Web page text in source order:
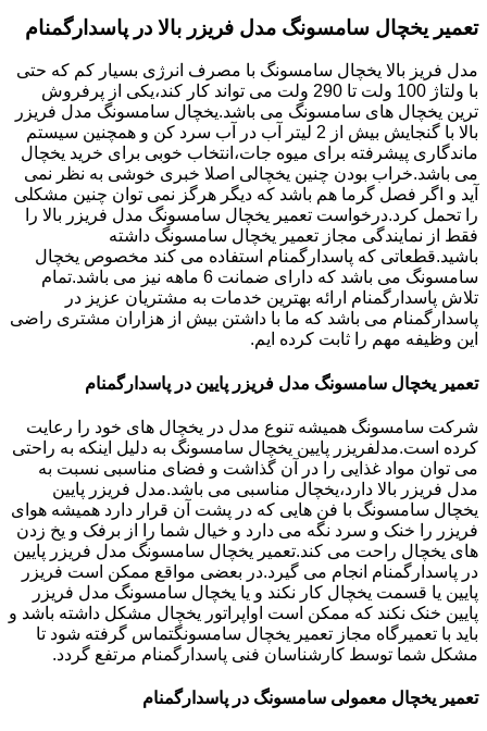
تعمیر یخچال سامسونگ مدل فریزر بالا در پاسدارگمنام
مدل فریز بالا یخچال سامسونگ با مصرف انرژی بسیار کم که حتی
با ولتاژ 100 ولت تا 290 ولت می تواند کار کند،یکی از پرفروش
ترین یخچال های سامسونگ می باشد.یخچال سامسونگ مدل فریزر
بالا با گنجایش بیش از 2 لیتر آب در آب سرد کن و همچنین سیستم
ماندگاری پیشرفته برای میوه جات،انتخاب خوبی برای خرید یخچال
می باشد.خراب بودن چنین یخچالی اصلا خبری خوشی به نظر نمی
آید و اگر فصل گرما هم باشد که دیگر هرگز نمی توان چنین مشکلی
را تحمل کرد.درخواست تعمیر یخچال سامسونگ مدل فریزر بالا را
فقط از نمایندگی مجاز تعمیر یخچال سامسونگ داشته
باشید.قطعاتی که پاسدارگمنام استفاده می کند مخصوص یخچال
سامسونگ می باشد که دارای ضمانت 6 ماهه نیز می باشد.تمام
تلاش پاسدارگمنام ارائه بهترین خدمات به مشتریان عزیز در
پاسدارگمنام می باشد که ما با داشتن بیش از هزاران مشتری راضی
این وظیفه مهم را ثابت کرده ایم.
تعمیر یخچال سامسونگ مدل فریزر پایین در پاسدارگمنام
شرکت سامسونگ همیشه تنوع مدل در یخچال های خود را رعایت
کرده است.مدلفریزر پایین یخچال سامسونگ به دلیل اینکه به راحتی
می توان مواد غذایی را در آن گذاشت و فضای مناسبی نسبت به
مدل فریزر بالا دارد،یخچال مناسبی می باشد.مدل فریزر پایین
یخچال سامسونگ با فن هایی که در پشت آن قرار دارد همیشه هوای
فریزر را خنک و سرد نگه می دارد و خیال شما را از برفک و یخ زدن
های یخچال راحت می کند.تعمیر یخچال سامسونگ مدل فریزر پایین
در پاسدارگمنام انجام می گیرد.در بعضی مواقع ممکن است فریزر
پایین یا قسمت یخچال کار نکند و یا یخچال سامسونگ مدل فریزر
پایین خنک نکند که ممکن است اواپراتور یخچال مشکل داشته باشد و
باید با تعمیرگاه مجاز تعمیر یخچال سامسونگتماس گرفته شود تا
مشکل شما توسط کارشناسان فنی پاسدارگمنام مرتفع گردد.
تعمیر یخچال معمولی سامسونگ در پاسدارگمنام